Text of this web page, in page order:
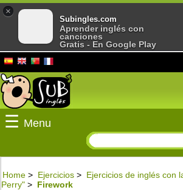
☰ Menu
Home > Ejercicios > Ejercicios de inglés con
Perry" > Firework
×
Subingles.com
Aprender inglés con
canciones
Gratis - En Google Play